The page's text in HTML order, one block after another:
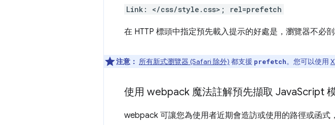
Link: </css/style.css>; rel=prefetch
在 HTTP 標頭中指定預先載入提示的好處是，瀏覽器不必
注意： 所有新式瀏覽器 (Safari 除外) 都支援 prefetch。您可以使用
使用 webpack 魔法註解預先擷取 JavaScript
webpack 可讓您為使用者近期會造訪或使用的路徑或函式